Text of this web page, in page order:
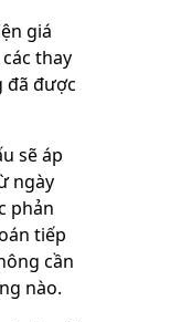
giá
thay
đã được
sẽ áp
ngày
phản
tiếp
cần
nào.